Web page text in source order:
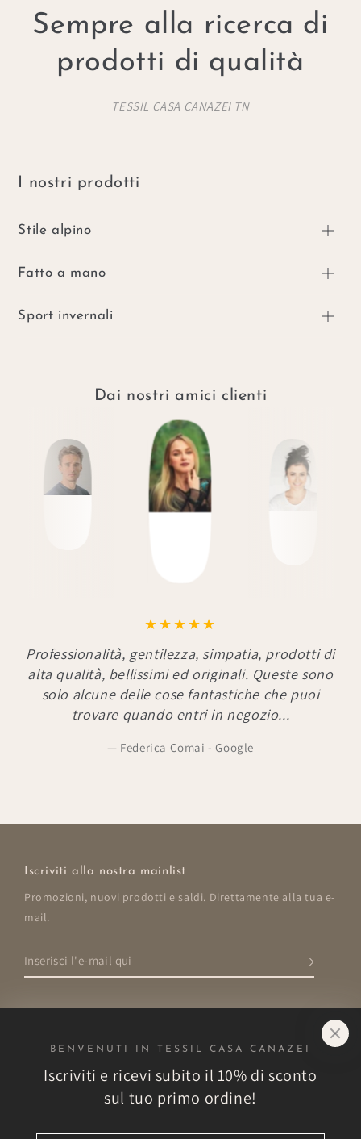
Sempre alla ricerca di
prodotti di qualità
TESSIL CASA CANAZEI TN
I nostri prodotti
Stile alpino
Fatto a mano
Sport invernali
Dai nostri amici clienti
Professionalità, gentilezza, simpatia, prodotti di
alta qualità, bellissimi ed originali. Queste sono
solo alcune delle cose fantastiche che puoi
trovare quando entri in negozio...
Federica Comai - Google
Iscriviti alla nostra mainlist
Promozioni, nuovi prodotti e saldi. Direttamente alla tua e-
mail.
Inserisci
l'e-
BENVENUTI IN TESSIL CASA CANAZEI
Iscriviti e ricevi subito il 10% di sconto
sul tuo primo ordine!